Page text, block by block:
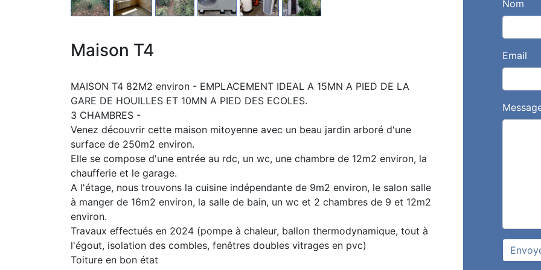
Maison T4
MAISON T4 82M2 environ - EMPLACEMENT IDEAL A 15MN A PIED DE LA
GARE DE HOUILLES ET 10MN A PIED DES ECOLES.
3 CHAMBRES -
Venez découvrir cette maison mitoyenne avec un beau jardin arboré d'une
surface de 250m2 environ.
Elle se compose d'une entrée au rdc, un wc, une chambre de 12m2 environ, la
chaufferie et le garage.
A l'étage, nous trouvons la cuisine indépendante de 9m2 environ, le salon salle
à manger de 16m2 environ, la salle de bain, un wc et 2 chambres de 9 et 12m2
environ.
Travaux effectués en 2024 (pompe à chaleur, ballon thermodynamique, tout à
l'égout, isolation des combles, fenêtres doubles vitrages en pvc)
Toiture en bon état
Nom
Email